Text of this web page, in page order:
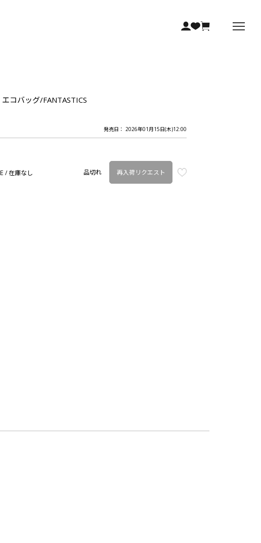
コバッグ/FANTASTICS
発売日： 2026年01月15日(木)12:00
/ 在庫なし 品切れ 再入荷リクエスト